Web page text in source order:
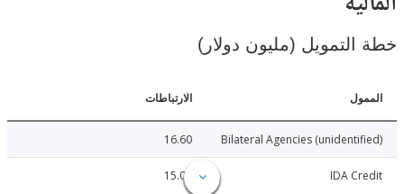
(مليون دولار)
الارتباطات
Bilateral Agencies
16.60
IDA
15.00